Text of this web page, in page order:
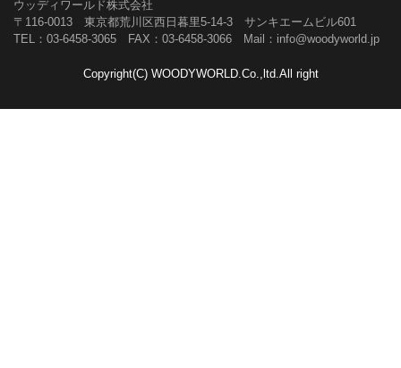
ウッディワールド株式会社
〒116-0013 東京都荒川区西日暮里5-14-3 サンキエームビル601
TEL：03-6458-3065 FAX：03-6458-3066 Mail：info@woodyworld.jp
Copyright(C) WOODYWORLD.Co.,ltd.All right